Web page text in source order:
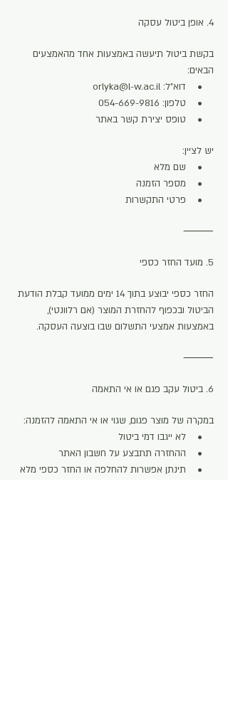
4. אופן ביטול עסקה
בקשת ביטול תיעשה באמצעות אחד מהאמצעים
הבאים:
• דוא”ל: orlyka@l-w.ac.il
• טלפון: 054-669-9816
• טופס יצירת קשר באתר
יש לציין:
• שם מלא
• מספר הזמנה
• פרטי התקשרות
⸻
5. מועד החזר כספי
החזר כספי יבוצע בתוך 14 ימים ממועד קבלת הודעת
הביטול ובכפוף להחזרת המוצר (אם רלוונטי),
באמצעות אמצעי התשלום שבו בוצעה העסקה.
⸻
6. ביטול עקב פגם או אי התאמה
במקרה של מוצר פגום, שגוי או אי התאמה להזמנה:
• לא ייגבו דמי ביטול
• ההחזרה תתבצע על חשבון האתר
• תינתן אפשרות להחלפה או החזר כספי מלא